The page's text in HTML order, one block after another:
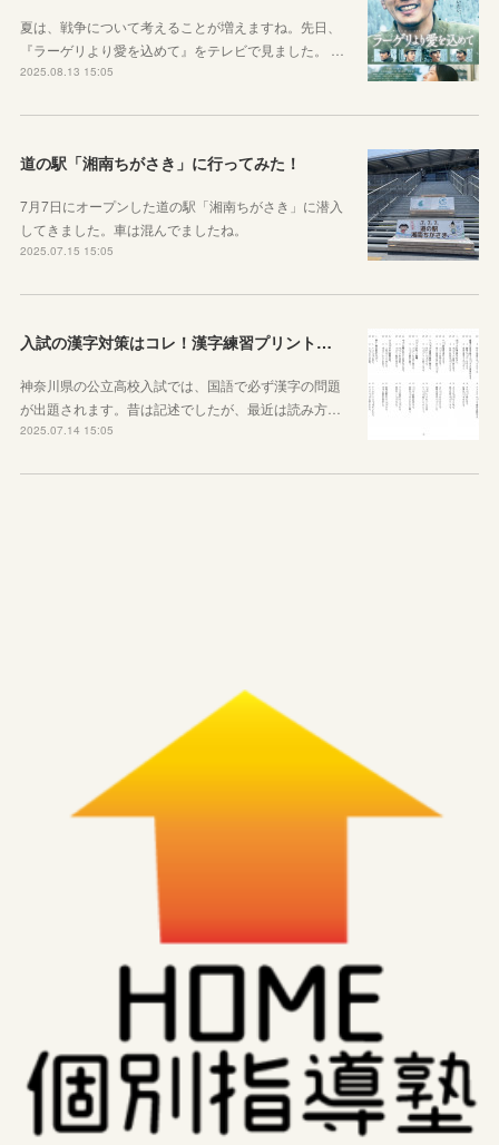
夏は、戦争について考えることが増えますね。先日、
『ラーゲリより愛を込めて』をテレビで見ました。 …
2025.08.13 15:05
道の駅「湘南ちがさき」に行ってみた！
7月7日にオープンした道の駅「湘南ちがさき」に潜入
してきました。車は混んでましたね。
2025.07.15 15:05
入試の漢字対策はコレ！漢字練習プリントのご紹介！
神奈川県の公立高校入試では、国語で必ず漢字の問題
が出題されます。昔は記述でしたが、最近は読み方…
2025.07.14 15:05